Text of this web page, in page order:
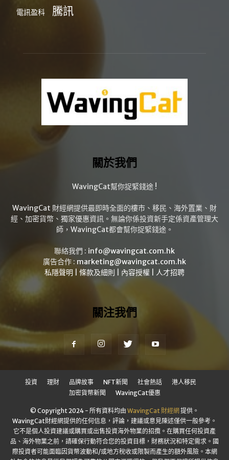
電訊盈科 騰訊
關於我們
WavingCat幫你捉緊錢途 !
WavingCat 財經網提供最即時全面的樓市、移民、海外置業、財
經、加密貨幣、獨家優惠資訊。無論你係投資新手定係資產管理大
師，WavingCat都會幫你捉緊錢途。
聯絡我們 : info@wavingcat.com.hk
廣告合作 : marketing@wavingcat.com.hk
私隱聲明
條款及細則 內容授權 人才招聘
關注我們
投資 理財 品牌故事 NFT新聞 社會熱話
港人移民
加密貨幣新聞
WavingCat優惠
© Copyright 2024 - 所有資料均由 WavingCat 財經網提供。
WavingCat財經網提供的任何信息，評論，建議或意見陳述僅供一般參考。
它不是個人投資建議或購買或出售投資海外物業的招攬。在購買任何投資產
品、海外物業之前，請確保行動符合您的投資目標，財務狀況和特定需求。國
際投資者可能面臨因貨幣波動和/或地方稅收或限製而產生的額外風險。本網